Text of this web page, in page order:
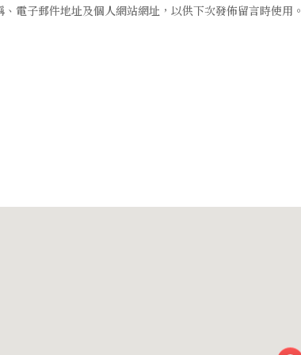
、電子郵件地址及個人網站網址，以供下次發佈留言時使用。